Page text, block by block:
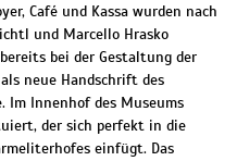
Café und Kassa wurden nach
und Marcello Hrasko
bei der Gestaltung der
neue Handschrift des
Im Innenhof des Museums
der sich perfekt in die
einfügt. Das